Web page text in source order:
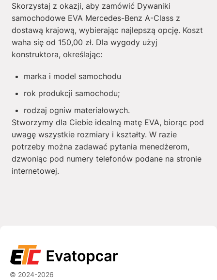
Skorzystaj z okazji, aby zamówić Dywaniki
samochodowe EVA Mercedes-Benz A-Class z
dostawą krajową, wybierając najlepszą opcję. Koszt
waha się od 150,00 zł. Dla wygody użyj
konstruktora, określając:
marka i model samochodu
rok produkcji samochodu;
rodzaj ogniw materiałowych.
Stworzymy dla Ciebie idealną matę EVA, biorąc pod
uwagę wszystkie rozmiary i kształty. W razie
potrzeby można zadawać pytania menedżerom,
dzwoniąc pod numery telefonów podane na stronie
internetowej.
© 2024-2026